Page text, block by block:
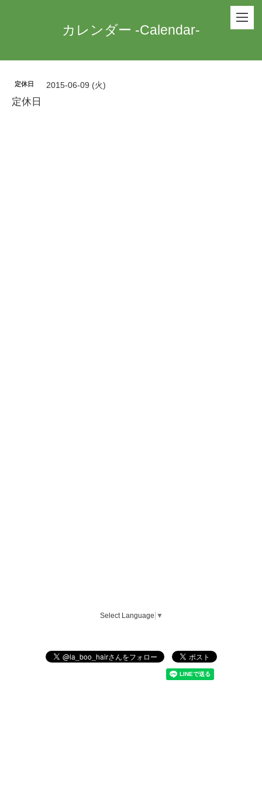
カレンダー -Calendar-
定休日 2015-06-09 (火)
定休日
Select Language ▼